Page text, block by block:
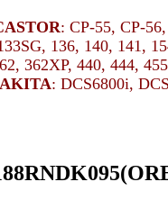
: CP-55, CP-
136, 140, 141,
362XP, 440, 444,
: DCS6800i,